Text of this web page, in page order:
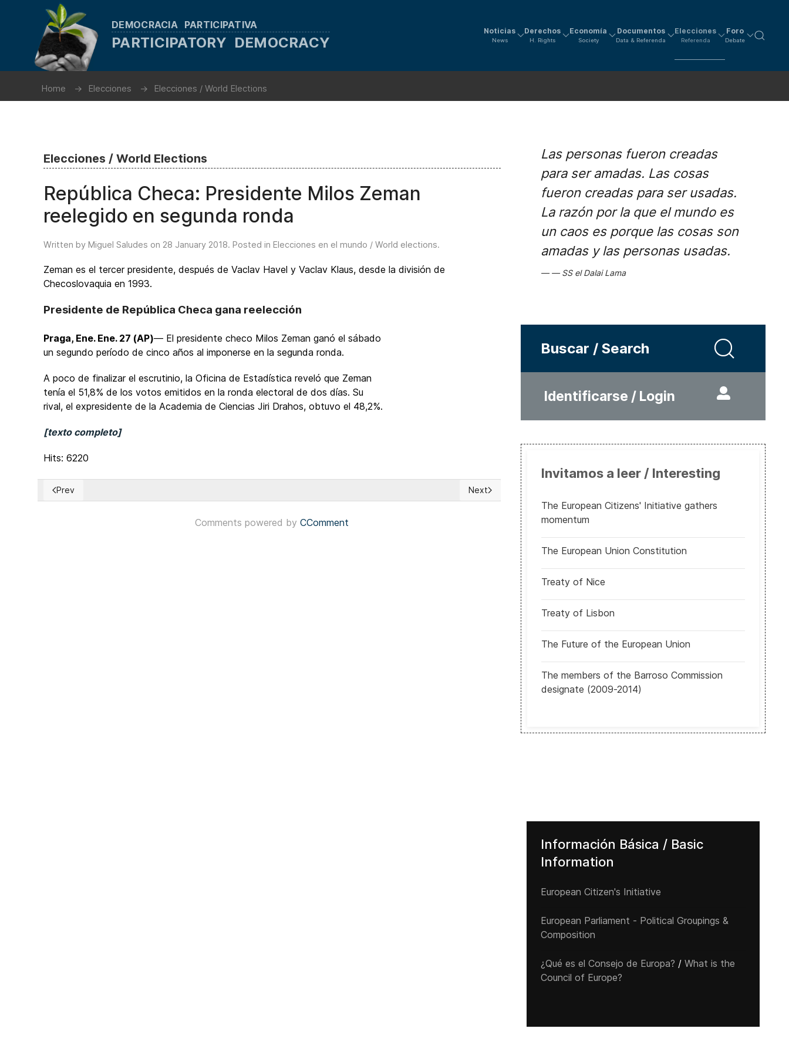
DEMOCRACIA PARTICIPATIVA
PARTICIPATORY DEMOCRACY
Noticias
News
Derechos
H. Rights
Economía
Society
Documentos
Data & Referenda
Elecciones
Referenda
Foro
Debate
Home Elecciones Elecciones / World Elections
Elecciones / World Elections
República Checa: Presidente Milos Zeman
reelegido en segunda ronda
Written by Miguel Saludes on 28 January 2018. Posted in Elecciones en el mundo / World elections.
Zeman es el tercer presidente, después de Vaclav Havel y Vaclav Klaus, desde la división de
Checoslovaquia en 1993.
Presidente de República Checa gana reelección
Praga, Ene. Ene. 27 (AP)— El presidente checo Milos Zeman ganó el sábado
un segundo período de cinco años al imponerse en la segunda ronda.
A poco de finalizar el escrutinio, la Oficina de Estadística reveló que Zeman
tenía el 51,8% de los votos emitidos en la ronda electoral de dos días. Su
rival, el expresidente de la Academia de Ciencias Jiri Drahos, obtuvo el 48,2%.
[texto completo]
Hits: 6220
Previous article: Musa Mustafá Musa, un candidato de paja contra Al Sisi para la farsa electoral en Egipto
Prev Next article: Otro año crucial para la democracia en América Latina
Next
Comments powered byCComment
Las personas fueron creadas
para ser amadas. Las cosas
fueron creadas para ser usadas.
La razón por la que el mundo es
un caos es porque las cosas son
amadas y las personas usadas.
SS el Dalai Lama
Buscar / Search
Identificarse / Login
Invitamos a leer / Interesting
The European Citizens' Initiative gathers
momentum
The European Union Constitution
Treaty of Nice
Treaty of Lisbon
The Future of the European Union
The members of the Barroso Commission
designate (2009-2014)
Información Básica / Basic
Information
European Citizen's Initiative
European Parliament - Political Groupings &
Composition
¿Qué es el Consejo de Europa? / What is the
Council of Europe?